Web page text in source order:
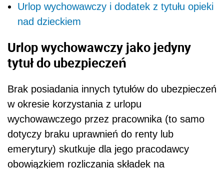
Urlop wychowawczy i dodatek z tytułu opieki
nad dzieckiem
Urlop wychowawczy jako jedyny
tytuł do ubezpieczeń
Brak posiadania innych tytułów do ubezpieczeń
w okresie korzystania z urlopu
wychowawczego przez pracownika (to samo
dotyczy braku uprawnień do renty lub
emerytury) skutkuje dla jego pracodawcy
obowiązkiem rozliczania składek na